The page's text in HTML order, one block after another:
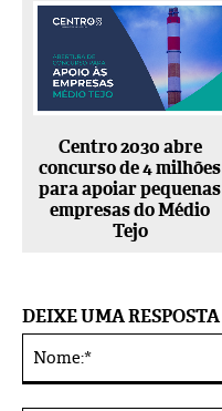
Centro 2030 abre
concurso de 4 milhões
para apoiar pequenas
empresas do Médio
Tejo
DEIXE UMA RESPOSTA